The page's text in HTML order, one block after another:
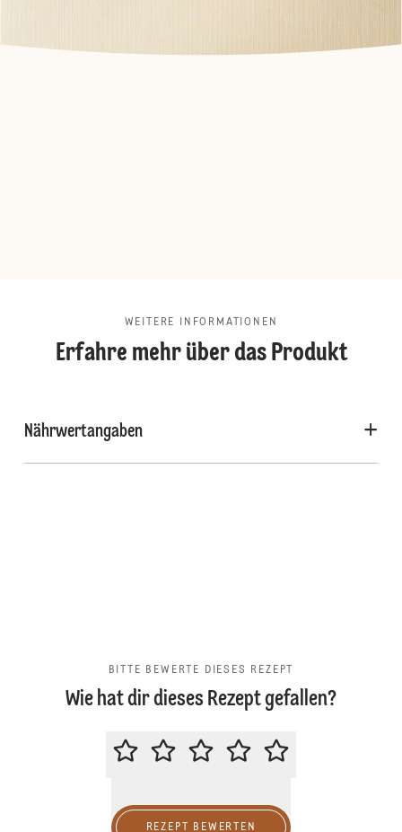
WEITERE INFORMATIONEN
Erfahre mehr über das Produkt
Nährwertangaben
BITTE BEWERTE DIESES REZEPT
Wie hat dir dieses Rezept gefallen?
BITTE BEWERTE DIESES REZEPT
REZEPT BEWERTEN